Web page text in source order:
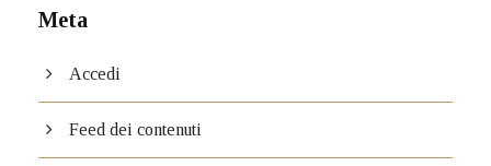
Meta
Accedi
Feed dei contenuti